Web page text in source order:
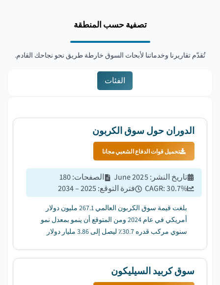
تصفية حسب المنطقة
تُقدّم تقاريرنا وخدماتنا لأبحاث السوق خارطة طريق نحو نجاحك القادم.
الفئات
الدوران حول سوق الكربون
تحميل قوات الدفاع الشعبي مجانا
تاريخ النشر :
June 2025 الصفحات:
180
CAGR:30.7% فترة التوقع:
2025 – 2034
بلغت قيمة سوق الكربون العالمي 267.1 مليون دولار
أمريكي في عام 2024 ومن المتوقع أن ينمو بمعدل نمو
سنوي مركب قدره 30.7٪ ليصل إلى 3.86 مليار دولار
سوق كربيد السيليكون